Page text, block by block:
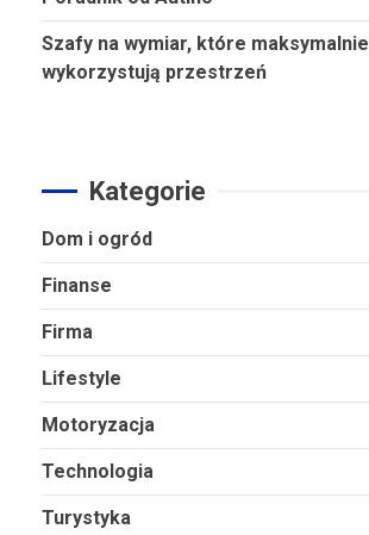
Szafy na wymiar, które maksymalnie
wykorzystują przestrzeń
Kategorie
Dom i ogród
Finanse
Firma
Lifestyle
Motoryzacja
Technologia
Turystyka